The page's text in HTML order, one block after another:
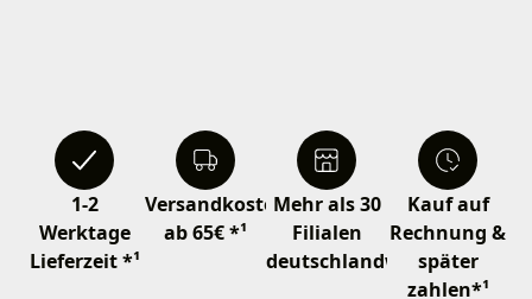
1-2
Werktage
Lieferzeit *¹
Versandkostenfrei
ab 65€ *¹
Mehr als 30
Filialen
deutschlandweit
Kauf auf
Rechnung &
später
zahlen*¹